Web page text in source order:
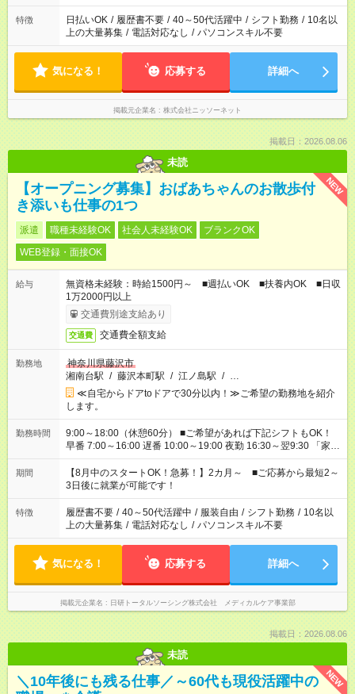
特徴 日払いOK / 履歴書不要 / 40～50代活躍中 / シフト勤務 / 10名以
上の大量募集 / 電話対応なし / パソコンスキル不要
気になる！ 応募する 詳細へ
掲載元企業名 株式会社ニッソーネット
掲載日：2026.08.06
未読
NEW
【オープニング募集】おばあちゃんのお散歩付
き添いも仕事の1つ
派遣 職種未経験OK 社会人未経験OK
ブランクOK
WEB登録・面接OK
給与
無資格未経験：時給1500円～ ■週払いOK ■扶養内OK ■日収
1万2000円以上
交通費別途支給あり
交通費 交通費全額支給
勤務地
神奈川県藤沢市
湘南台駅 / 藤沢本町駅 / 江ノ島駅 / …
≪自宅からドアtoドアで30分以内！≫ご希望の勤務地を紹介
します。
勤務時間
9:00～18:00（休憩60分） ■ご希望があれば下記シフトもOK！
早番 7:00～16:00 遅番 10:00～19:00 夜勤 16:30～翌9:30 「家族
と休みを合わせたい」 「余裕を持って夕飯の準備がしたい」
「できれば残業はしたくない」 など、ご希望を教えてください
ね。 ※Wワーク希望の方へ 今ご覧のお仕事で希望する勤務時間
と、もう1つのお仕事の勤務時間。 合計で週40時間を超える場
合は応募できません。
期間
【8月中のスタートOK！急募！】2カ月～ ■ご応募から最短2～
3日後に就業が可能です！
特徴 履歴書不要 / 40～50代活躍中 / 服装自由 / シフト勤務 / 10名以
上の大量募集 / 電話対応なし / パソコンスキル不要
気になる！ 応募する 詳細へ
掲載元企業名 日研トータルソーシング株式会社 メディカルケア事業部
掲載日：2026.08.06
未読
NEW
＼10年後にも残る仕事／～60代も現役活躍中の